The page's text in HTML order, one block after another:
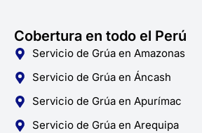
Cobertura en todo el Perú
Servicio de Grúa en Amazonas
Servicio de Grúa en Áncash
Servicio de Grúa en Apurímac
Servicio de Grúa en Arequipa